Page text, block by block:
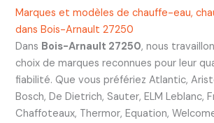
Marques et modèles de chauffe-eau,
dans Bois-Arnault 27250
Dans Bois-Arnault 27250, nous
choix de marques reconnues pour leur
fiabilité. Que vous préfériez Atlantic,
Bosch, De Dietrich, Sauter, ELM Leblanc,
Chaffoteaux, Thermor, Equation,